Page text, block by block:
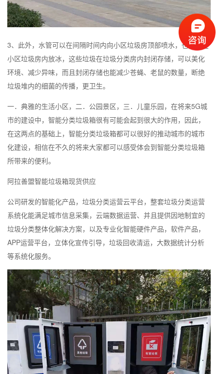
3、此外，水管可以在间隔时间内向小区垃圾房顶部喷水，也可以在
小区垃圾房内放冰，这些垃圾在垃圾分类房内封闭存储，可以美化
环境、减少异味，而且封闭存储也能减少苍蝇、老鼠的数量，断绝
垃圾堆内的细菌的传播，更卫生。
一．典雅的生活小区，二．公园景区，三．儿童乐园，在将来5G城
市的建设中，智能分类垃圾箱很有可能会起到很大的作用，因此，
在这两点的基础上，智能分类垃圾箱都可以很好的推动城市的城市
化建设，相信在不久的将来大家都可以感受体会到智能分类垃圾箱
所带来的便利。
阿拉善盟智能垃圾箱现货供应
公司研发的智能化产品，垃圾分类运营云平台，整套垃圾分类运营
系统化能满足城市信息采集，云端数据运营、并且提供因地制宜的
垃圾分类整体化解决方案，以及专业化智能硬件产品，软件产品，
APP运营平台，立体化宣传引导，垃圾回收清运，大数据统计分析
等系统化服务。